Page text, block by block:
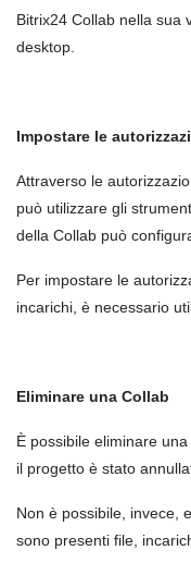
Bitrix24 Collab nella sua
desktop.
Impostare le
Attraverso le
può utilizzare gli
della Collab può
Per impostare le
incarichi, è necessario
Eliminare una Collab
È possibile eliminare
il progetto è stato
Non è possibile, invece,
sono presenti file,